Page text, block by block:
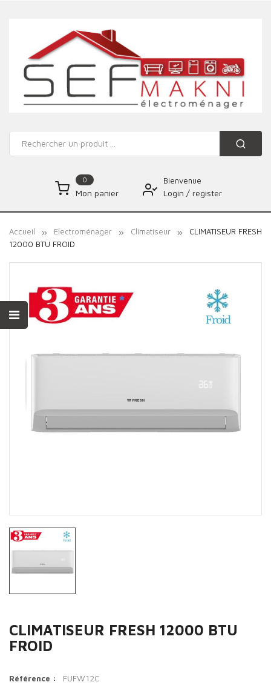
0
Mon panier
Bienvenue
Login / register
Accueil Electroménager Climatiseur
CLIMATISEUR FRESH
12000 BTU FROID
CLIMATISEUR FRESH 12000 BTU
FROID
Référence : FUFW12C